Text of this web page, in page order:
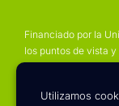
Financiado por la
los puntos de vista
autor o autores y no
pueden ser
Utilizamos